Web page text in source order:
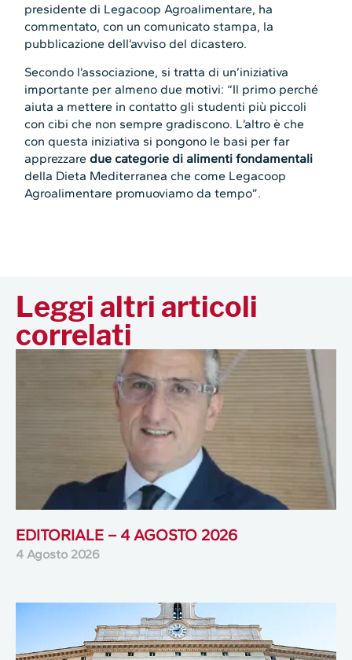
presidente di Legacoop Agroalimentare, ha
commentato, con un comunicato stampa, la
pubblicazione dell’avviso del dicastero.
Secondo l’associazione, si tratta di un’iniziativa
importante per almeno due motivi: “Il primo perché
aiuta a mettere in contatto gli studenti più piccoli
con cibi che non sempre gradiscono. L’altro è che
con questa iniziativa si pongono le basi per far
apprezzaredue categorie di alimenti fondamentali
della Dieta Mediterranea che come Legacoop
Agroalimentare promuoviamo da tempo”.
Leggi altri articoli
correlati
EDITORIALE – 4 AGOSTO 2026
4 Agosto 2026